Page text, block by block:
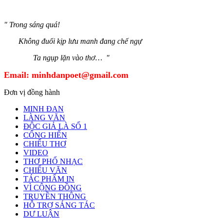
" Trong sáng quá!
Không đuổi kịp lưu manh đang chế ngự
Ta ngụp lặn vào thơ… "
Email: minhdanpoet@gmail.com
Đơn vị đồng hành
MINH ĐAN
LÀNG VĂN
ĐỘC GIẢ LÀ SỐ 1
CỐNG HIẾN
CHIẾU THƠ
VIDEO
THƠ PHỔ NHẠC
CHIẾU VĂN
TÁC PHẨM IN
VÌ CỘNG ĐỒNG
TRUYỀN THÔNG
HỖ TRỢ SÁNG TÁC
DƯ LUẬN